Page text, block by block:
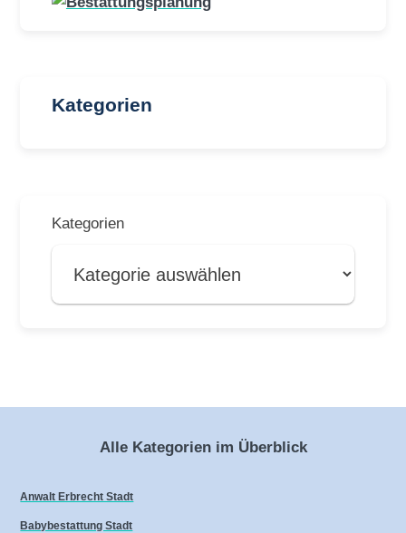
Kategorien
Kategorien
Alle Kategorien im Überblick
Anwalt Erbrecht Stadt
Babybestattung Stadt